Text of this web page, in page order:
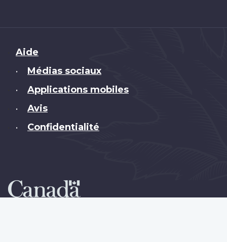
Brand
Aide
• Médias sociaux
• Applications mobiles
• Avis
• Confidentialité